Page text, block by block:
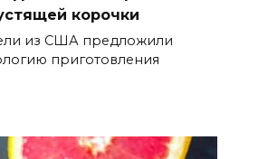
корочки
из США предложили
приготовления